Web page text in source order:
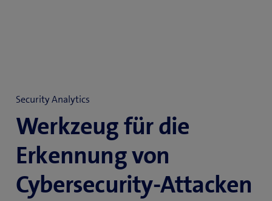
Security Analytics
Werkzeug für die
Erkennung von
Cybersecurity-Attacken